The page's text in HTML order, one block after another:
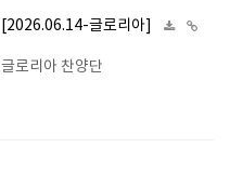
[2026.06.14-글로리아]
글로리아 찬양단